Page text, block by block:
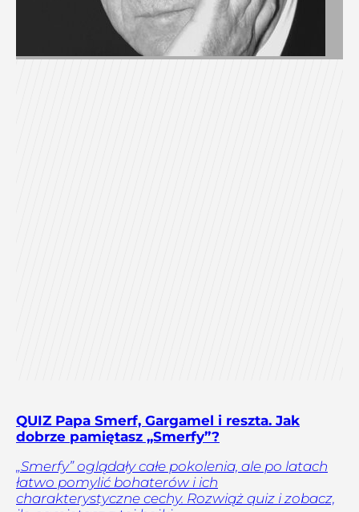
QUIZ Papa Smerf, Gargamel i reszta. Jak
dobrze pamiętasz „Smerfy”?
„Smerfy” oglądały całe pokolenia, ale po latach
łatwo pomylić bohaterów i ich
charakterystyczne cechy. Rozwiąż quiz i zobacz,